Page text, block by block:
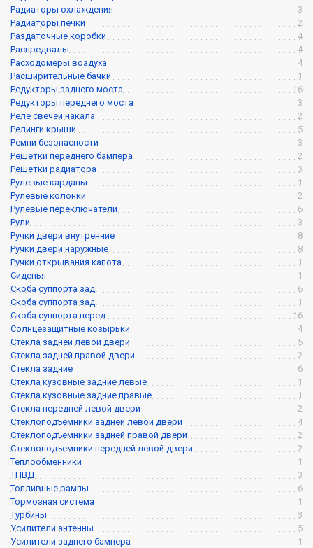
Радиаторы охлаждения
3
Радиаторы печки
2
Раздаточные коробки
4
Распредвалы
4
Расходомеры воздуха
4
Расширительные бачки
1
Редукторы заднего моста
16
Редукторы переднего моста
3
Реле свечей накала
2
Релинги крыши
5
Ремни безопасности
3
Решетки переднего бампера
2
Решетки радиатора
3
Рулевые карданы
1
Рулевые колонки
2
Рулевые переключатели
6
Рули
3
Ручки двери внутренние
8
Ручки двери наружные
8
Ручки открывания капота
1
Сиденья
1
Скоба суппорта зад.
6
Скоба суппорта зад.
1
Скоба суппорта перед.
16
Солнцезащитные козырьки
4
Стекла задней левой двери
5
Стекла задней правой двери
2
Стекла задние
6
Стекла кузовные задние левые
1
Стекла кузовные задние правые
1
Стекла передней левой двери
2
Стеклоподъемники задней левой двери
4
Стеклоподъемники задней правой двери
2
Стеклоподъемники передней левой двери
2
Теплообменники
1
ТНВД
3
Топливные рампы
6
Тормозная система
1
Турбины
3
Усилители антенны
5
Усилители заднего бампера
1